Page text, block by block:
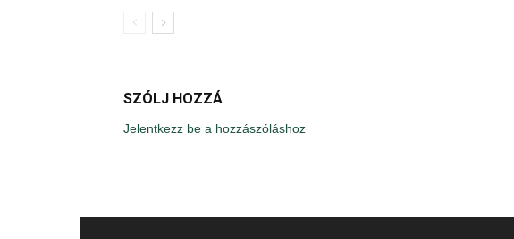
SZÓLJ HOZZÁ
Jelentkezz be a hozzászóláshoz